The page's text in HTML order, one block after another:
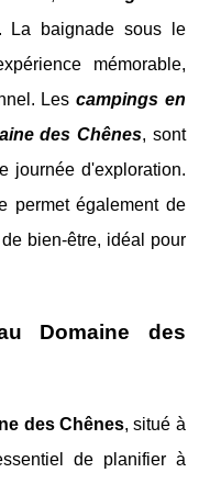
La baignade sous le
mémorable,
Les campings en
des Chênes, sont
journée d'exploration.
permet également de
bien-être, idéal pour
Domaine des
des Chênes, situé à
de planifier à